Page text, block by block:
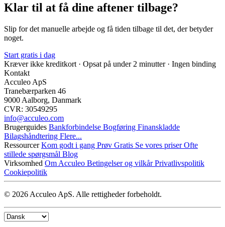
Klar til at få dine aftener tilbage?
Slip for det manuelle arbejde og få tiden tilbage til det, der betyder
noget.
Start gratis i dag
Kræver ikke kreditkort · Opsat på under 2 minutter · Ingen binding
Kontakt
Acculeo ApS
Tranebærparken 46
9000 Aalborg, Danmark
CVR: 30549295
info@​acculeo.com
Brugerguides Bankforbindelse Bogføring Finanskladde
Bilagshåndtering Flere...
RessourcerKom godt i gang Prøv Gratis Se vores priserOfte
stillede spørgsmål Blog
Virksomhed Om Acculeo Betingelser og vilkårPrivatlivspolitik
Cookiepolitik
© 2026 Acculeo ApS. Alle rettigheder forbeholdt.